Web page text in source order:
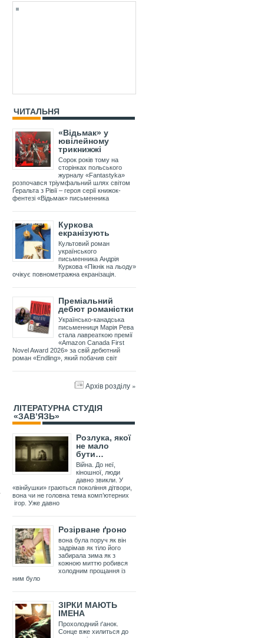
ЧИТАЛЬНЯ
«Відьмак» у
ювілейному
трикнижжі
Сорок років тому на
сторінках польського
журналу «Fantastyka»
розпочався тріумфальний шлях світом
Ґеральта з Рівії – героя серії книжок-
фентезі «Відьмак» письменника
Куркова
екранізують
Культовий роман
українського
письменника Андрія
Куркова «Пікнік на льоду»
очікує повнометражна екранізація.
Преміальний
дебют романістки
Українсько-канадська
письменниця Марія Рева
стала лавреаткою премії
«Amazon Canada First
Novel Award 2026» за свій дебютний
роман «Endling», який побачив світ
Архів розділу »
ЛІТЕРАТУРНА СТУДІЯ
«ЗАВ’ЯЗЬ»
Розлука, якої
не мало
бути…
Війна. До неї,
кіношної, люди
давно звикли. У
«вінйушки» граються покоління дітвори,
вона чи не головна тема комп’ютерних
ігор. Уже давно
Розірване ґроно
вона була поруч як він
задрімав як тіло його
забирала зима як з
кожною миттю робився
холодним прощання із
ним було
ЗІРКИ МАЮТЬ
ІМЕНА
Прохолодний ґанок.
Сонце вже хилиться до